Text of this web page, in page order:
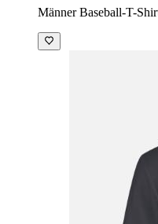
Männer Baseball-T-